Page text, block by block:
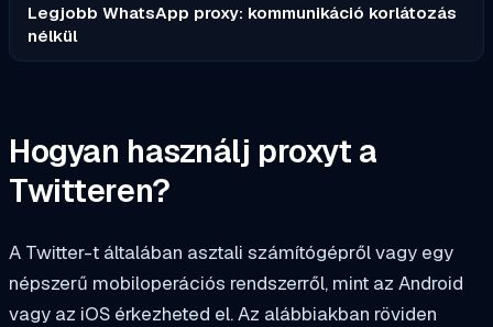
Legjobb WhatsApp proxy: kommunikáció korlátozás
nélkül
Hogyan használj proxyt a
Twitteren?
A Twitter-t általában asztali számítógépről vagy egy
népszerű mobiloperációs rendszerről, mint az Android
vagy az iOS érkezheted el. Az alábbiakban röviden